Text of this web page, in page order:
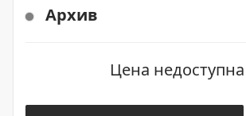
Архив
Цена недоступна